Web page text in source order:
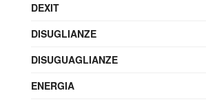
DEXIT
DISUGLIANZE
DISUGUAGLIANZE
ENERGIA